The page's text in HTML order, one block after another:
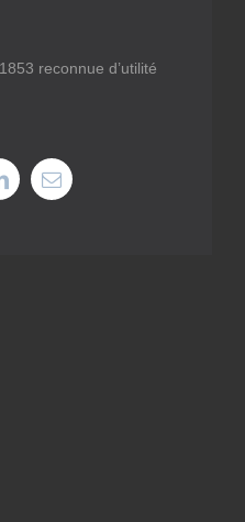
reconnue d’utilité